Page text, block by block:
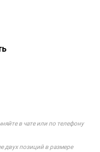
в чате или по телефону
двух позиций в размере